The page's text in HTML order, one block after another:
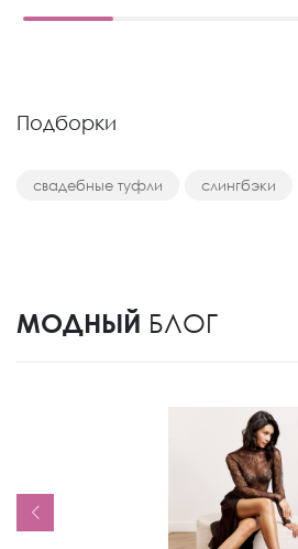
Подборки
свадебные туфли слингбэки
МОДНЫЙ БЛОГ